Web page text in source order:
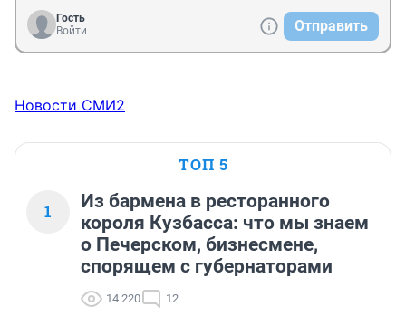
Гость
Войти
Отправить
Новости СМИ2
ТОП 5
1
Из бармена в ресторанного
короля Кузбасса: что мы знаем
о Печерском, бизнесмене,
спорящем с губернаторами
14 220 12